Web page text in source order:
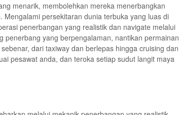
menarik, membolehkan mereka menerbangkan
persekitaran dunia terbuka yang luas di
penerbangan yang realistik dan navigate melalui
yang berpengalaman, nantikan permainan
dari taxiway dan berlepas hingga cruising dan
pesawat anda, dan teroka setiap sudut langit maya